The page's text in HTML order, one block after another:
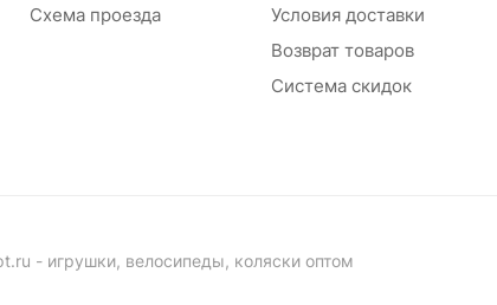
Схема проезда
Условия доставки
Возврат товаров
Система скидок
- игрушки, велосипеды, коляски оптом